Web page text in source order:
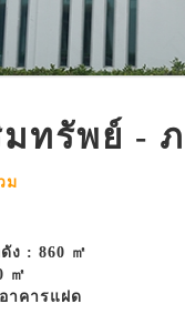
ทรัพย์ -
ม
ง : 860 ㎡
㎡
าคารแฝด